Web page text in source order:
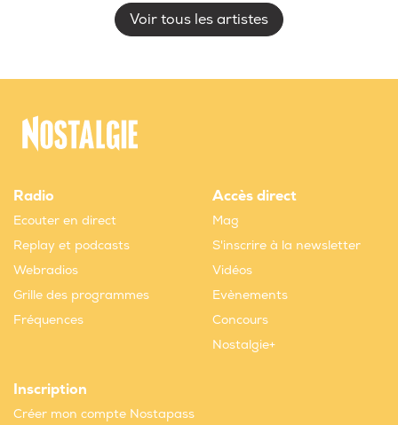
Voir tous les artistes
Radio
Ecouter en direct
Replay et podcasts
Webradios
Grille des programmes
Fréquences
Accès direct
Mag
S'inscrire à la newsletter
Vidéos
Evènements
Concours
Nostalgie+
Inscription
Créer mon compte Nostapass